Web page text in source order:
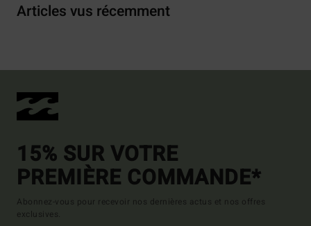
Articles vus récemment
15% SUR VOTRE
PREMIÈRE COMMANDE*
Abonnez-vous pour recevoir nos dernières actus et nos offres
exclusives.